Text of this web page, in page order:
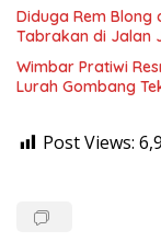
Diduga Rem Blong
Tabrakan di Jalan
Wimbar Pratiwi
Lurah Gombang
Post Views: